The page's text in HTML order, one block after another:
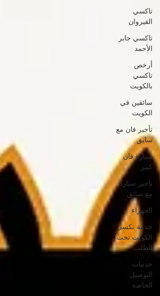
تاكسي
القيروان
تاكسي جابر
الأحمد
أرخص
تاكسي
بالكويت
سائقين في
الكويت
تأجير فان مع
سايق
سيارة فان
كبير
تأجير سيارة
مع سائق
الجهراء
خدمة تكسي
الكويت تحت
الطلب
خدمات
التوصيل
الخاصة